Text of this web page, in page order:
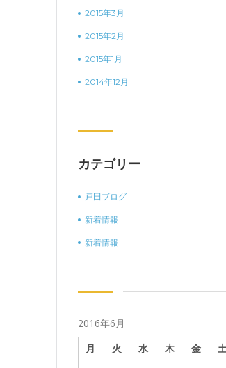
2015年3月
2015年2月
2015年1月
2014年12月
カテゴリー
戸田ブログ
新着情報
新着情報
2016年6月
月
火 水 木 金